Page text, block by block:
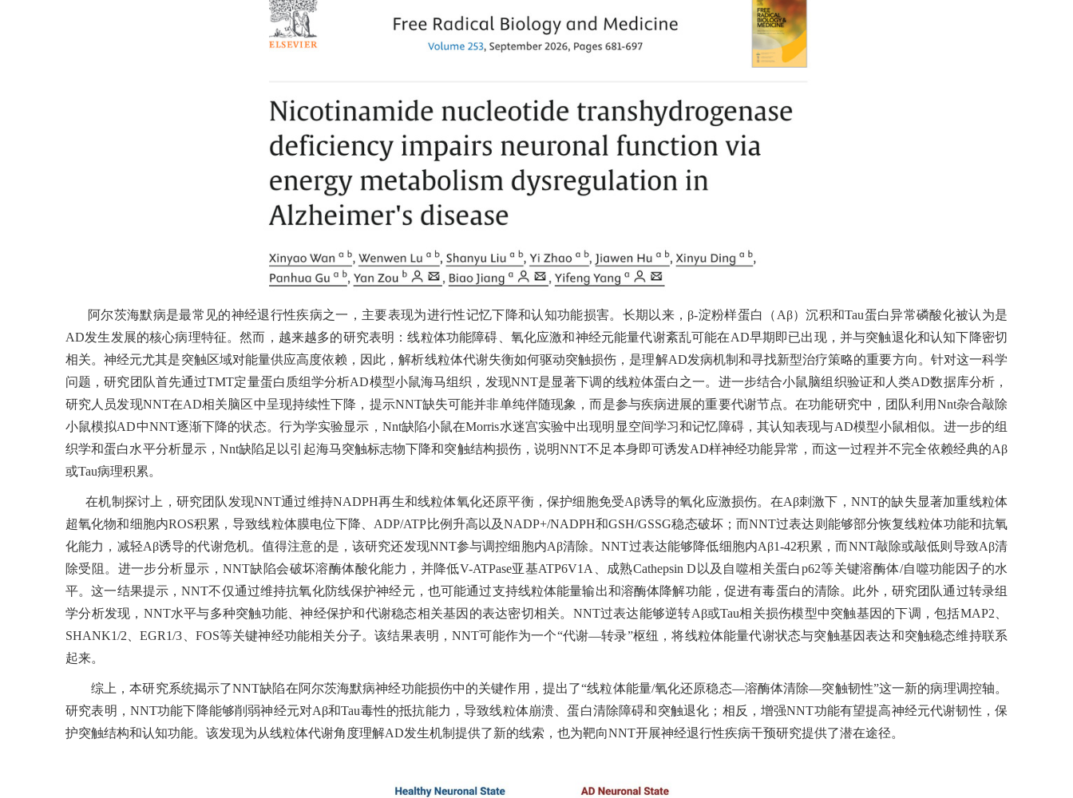
阿尔茨海默病是最常见的神经退行性疾病之一，主要表现为进行性记忆下降和认知功能损害。长期以来，β-淀粉样蛋白（Aβ）沉积和Tau蛋白异常磷酸化被认为是
AD发生发展的核心病理特征。然而，越来越多的研究表明：线粒体功能障碍、氧化应激和神经元能量代谢紊乱可能在AD早期即已出现，并与突触退化和认知下降密切
相关。神经元尤其是突触区域对能量供应高度依赖，因此，解析线粒体代谢失衡如何驱动突触损伤，是理解AD发病机制和寻找新型治疗策略的重要方向。针对这一科学
问题，研究团队首先通过TMT定量蛋白质组学分析AD模型小鼠海马组织，发现NNT是显著下调的线粒体蛋白之一。进一步结合小鼠脑组织验证和人类AD数据库分析，
研究人员发现NNT在AD相关脑区中呈现持续性下降，提示NNT缺失可能并非单纯伴随现象，而是参与疾病进展的重要代谢节点。在功能研究中，团队利用Nnt杂合敲除
小鼠模拟AD中NNT逐渐下降的状态。行为学实验显示，Nnt缺陷小鼠在Morris水迷宫实验中出现明显空间学习和记忆障碍，其认知表现与AD模型小鼠相似。进一步的组
织学和蛋白水平分析显示，Nnt缺陷足以引起海马突触标志物下降和突触结构损伤，说明NNT不足本身即可诱发AD样神经功能异常，而这一过程并不完全依赖经典的Aβ
或Tau病理积累。
在机制探讨上，研究团队发现NNT通过维持NADPH再生和线粒体氧化还原平衡，保护细胞免受Aβ诱导的氧化应激损伤。在Aβ刺激下，NNT的缺失显著加重线粒体
超氧化物和细胞内ROS积累，导致线粒体膜电位下降、ADP/ATP比例升高以及NADP+/NADPH和GSH/GSSG稳态破坏；而NNT过表达则能够部分恢复线粒体功能和抗氧
化能力，减轻Aβ诱导的代谢危机。值得注意的是，该研究还发现NNT参与调控细胞内Aβ清除。NNT过表达能够降低细胞内Aβ1-42积累，而NNT敲除或敲低则导致Aβ清
除受阻。进一步分析显示，NNT缺陷会破坏溶酶体酸化能力，并降低V-ATPase亚基ATP6V1A、成熟Cathepsin D以及自噬相关蛋白p62等关键溶酶体/自噬功能因子的水
平。这一结果提示，NNT不仅通过维持抗氧化防线保护神经元，也可能通过支持线粒体能量输出和溶酶体降解功能，促进有毒蛋白的清除。此外，研究团队通过转录组
学分析发现，NNT水平与多种突触功能、神经保护和代谢稳态相关基因的表达密切相关。NNT过表达能够逆转Aβ或Tau相关损伤模型中突触基因的下调，包括MAP2、
SHANK1/2、EGR1/3、FOS等关键神经功能相关分子。该结果表明，NNT可能作为一个“代谢—转录”枢纽，将线粒体能量代谢状态与突触基因表达和突触稳态维持联系
起来。
综上，本研究系统揭示了NNT缺陷在阿尔茨海默病神经功能损伤中的关键作用，提出了“线粒体能量/氧化还原稳态—溶酶体清除—突触韧性”这一新的病理调控轴。
研究表明，NNT功能下降能够削弱神经元对Aβ和Tau毒性的抵抗能力，导致线粒体崩溃、蛋白清除障碍和突触退化；相反，增强NNT功能有望提高神经元代谢韧性，保
护突触结构和认知功能。该发现为从线粒体代谢角度理解AD发生机制提供了新的线索，也为靶向NNT开展神经退行性疾病干预研究提供了潜在途径。